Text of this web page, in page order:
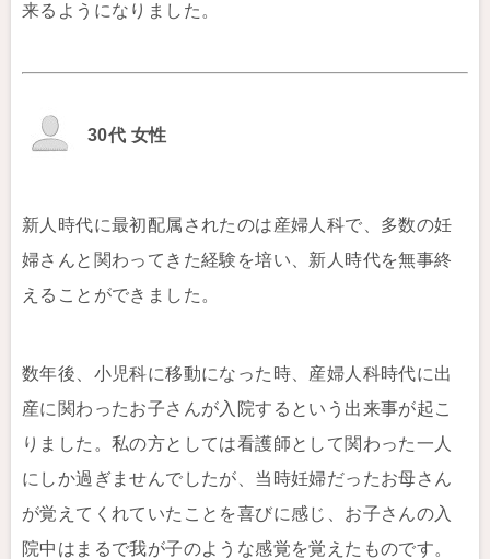
来るようになりました。
30代 女性
新人時代に最初配属されたのは産婦人科で、多数の妊
婦さんと関わってきた経験を培い、新人時代を無事終
えることができました。
数年後、小児科に移動になった時、産婦人科時代に出
産に関わったお子さんが入院するという出来事が起こ
りました。私の方としては看護師として関わった一人
にしか過ぎませんでしたが、当時妊婦だったお母さん
が覚えてくれていたことを喜びに感じ、お子さんの入
院中はまるで我が子のような感覚を覚えたものです。